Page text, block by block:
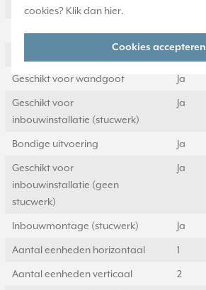
cookies? Klik dan hier.
Cookies accepteren
Geschikt voor vloerpot
Geschikt voor wandgoot Ja
Geschikt voor
inbouwinstallatie (stucwerk)
Ja
Bondige uitvoering Ja
Geschikt voor
inbouwinstallatie (geen
stucwerk)
Ja
Inbouwmontage (stucwerk) Ja
Aantal eenheden horizontaal 1
Aantal eenheden verticaal 2